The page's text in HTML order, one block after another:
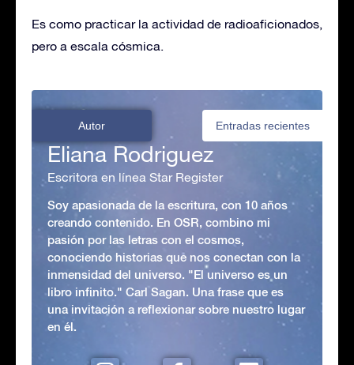
Es como practicar la actividad de radioaficionados,
pero a escala cósmica.
Autor Entradas recientes
Eliana Rodriguez
Escritora en línea Star Register
Soy apasionada de la escritura, con 10 años
creando contenido. En OSR, combino mi
pasión por las letras con el cosmos,
conociendo historias que nos conectan con la
inmensidad del universo. "El universo es un
libro infinito." Carl Sagan. Una frase que es
una invitación a reflexionar sobre nuestro lugar
en él.